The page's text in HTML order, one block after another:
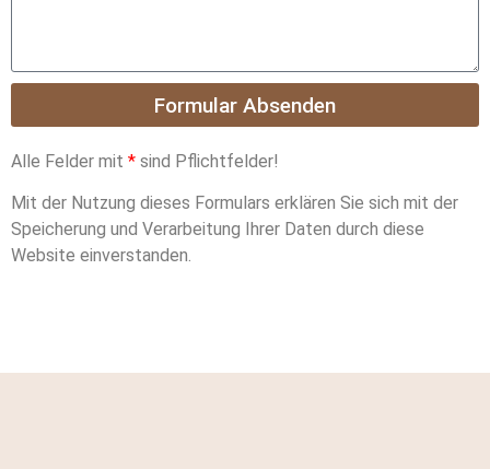
Formular Absenden
Alle Felder mit * sind Pflichtfelder!
Mit der Nutzung dieses Formulars erklären Sie sich mit der
Speicherung und Verarbeitung Ihrer Daten durch diese
Website einverstanden.